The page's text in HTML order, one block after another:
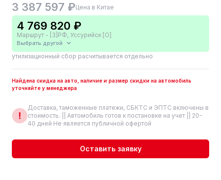
3 387 597 ₽Цена в Китае
4 769 820 ₽
Маршрут - [3]РФ, Уссурийск [О]
Выбрать другой
утилизационный сбор расчитывается отдельно
Найдена скидка на авто, наличие и размер скидки на автомобиль
уточняйте у менеджера
Доставка, таможенные платежи, СБКТС и ЭПТС включены в
стоимость. || Автомобиль готов к постановке на учет || 20-
40 дней Не является публичной офертой
Оставить заявку